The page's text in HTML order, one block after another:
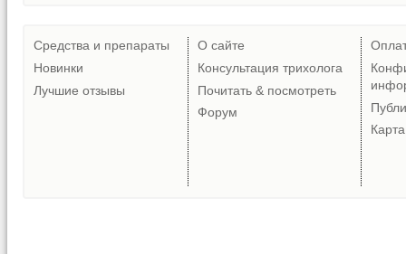
Средства и препараты
Новинки
Лучшие отзывы
О сайте
Консультация трихолога
Почитать & посмотреть
Форум